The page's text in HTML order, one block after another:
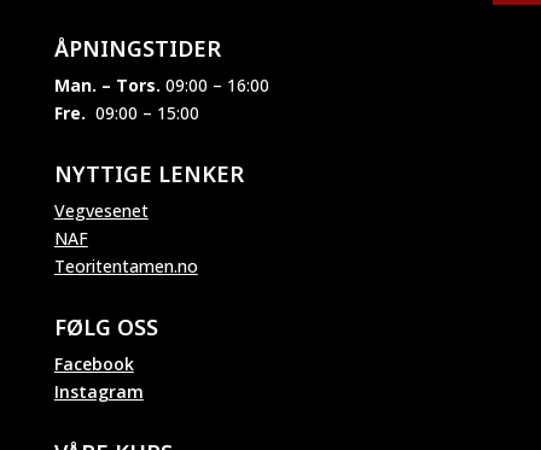
ÅPNINGSTIDER
Man. – Tors. 09:00 – 16:00
Fre. 09:00 – 15:00
NYTTIGE LENKER
Vegvesenet
NAF
Teoritentamen.no
FØLG OSS
Facebook
Instagram